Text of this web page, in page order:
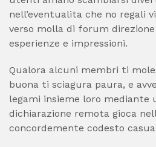
nell’eventualita che no regali
verso molla di forum
esperienze e impressioni.
Qualora alcuni membri ti
buona ti sciagura paura, e
legami insieme loro mediante
dichiarazione remota gioca
concordemente codesto